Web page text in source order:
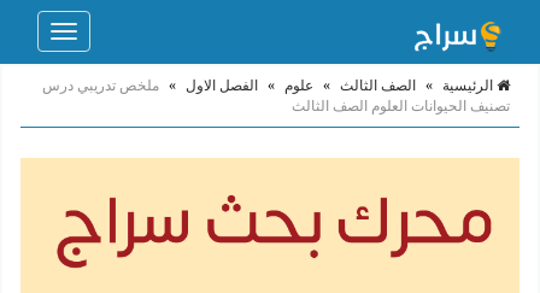
Toggle
الرئيسية » الصف الثالث » علوم » الفصل الاول » ملخص تدريبي درس
تصنيف الحيوانات العلوم الصف الثالث